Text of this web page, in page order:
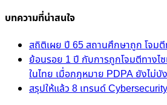
บทความที่น่าสนใจ
สถิติเผย ปี 65 สถานศึกษาถูก โจมตี
ย้อนรอย 1 ปี กับการถูกโจมตีทางไ
ในไทย เมื่อกฎหมาย PDPA ยังไม่บั
สรุปให้แล้ว 8 เทรนด์